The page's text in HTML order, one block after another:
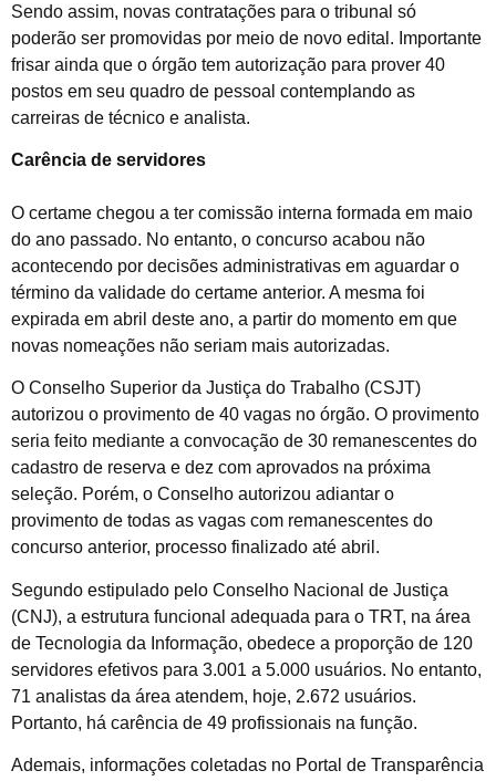
Sendo assim, novas contratações para o tribunal só
poderão ser promovidas por meio de novo edital. Importante
frisar ainda que o órgão tem autorização para prover 40
postos em seu quadro de pessoal contemplando as
carreiras de técnico e analista.
Carência de servidores
O certame chegou a ter comissão interna formada em maio
do ano passado. No entanto, o concurso acabou não
acontecendo por decisões administrativas em aguardar o
término da validade do certame anterior. A mesma foi
expirada em abril deste ano, a partir do momento em que
novas nomeações não seriam mais autorizadas.
O Conselho Superior da Justiça do Trabalho (CSJT)
autorizou o provimento de 40 vagas no órgão. O provimento
seria feito mediante a convocação de 30 remanescentes do
cadastro de reserva e dez com aprovados na próxima
seleção. Porém, o Conselho autorizou adiantar o
provimento de todas as vagas com remanescentes do
concurso anterior, processo finalizado até abril.
Segundo estipulado pelo Conselho Nacional de Justiça
(CNJ), a estrutura funcional adequada para o TRT, na área
de Tecnologia da Informação, obedece a proporção de 120
servidores efetivos para 3.001 a 5.000 usuários. No entanto,
71 analistas da área atendem, hoje, 2.672 usuários.
Portanto, há carência de 49 profissionais na função.
Ademais, informações coletadas no Portal de Transparência